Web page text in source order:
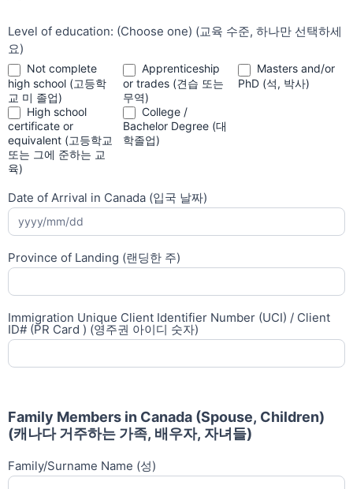
Level of education: (Choose one) (교육 수준, 하나만 선택하세
요)
Not complete
high school (고등학
교 미 졸업)
Apprenticeship
or trades (견습 또는
무역)
Masters and/or
PhD (석, 박사)
High school
certificate or
equivalent (고등학교
또는 그에 준하는 교
육)
College /
Bachelor Degree (대
학졸업)
Date of Arrival in Canada (입국 날짜)
Province of Landing (랜딩한 주)
Immigration Unique Client Identifier Number (UCI) / Client
ID# (PR Card ) (영주권 아이디 숫자)
Family Members in Canada (Spouse, Children)
(캐나다 거주하는 가족, 배우자, 자녀들)
Family/Surname Name (성)